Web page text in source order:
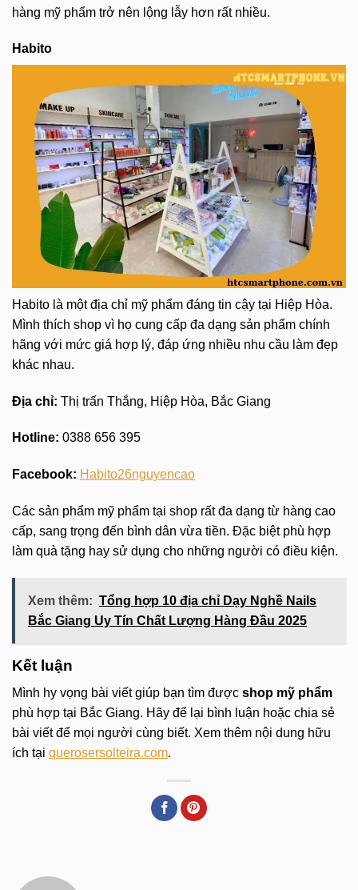
hàng mỹ phẩm trở nên lộng lẫy hơn rất nhiều.
Habito
Habito là một địa chỉ mỹ phẩm đáng tin cậy tại Hiệp Hòa.
Mình thích shop vì họ cung cấp đa dạng sản phẩm chính
hãng với mức giá hợp lý, đáp ứng nhiều nhu cầu làm đẹp
khác nhau.
Địa chỉ: Thị trấn Thắng, Hiệp Hòa, Bắc Giang
Hotline: 0388 656 395
Facebook: Habito26nguyencao
Các sản phẩm mỹ phẩm tại shop rất đa dạng từ hàng cao
cấp, sang trọng đến bình dân vừa tiền. Đặc biệt phù hợp
làm quà tặng hay sử dụng cho những người có điều kiện.
Xem thêm: Tổng hợp 10 địa chỉ Dạy Nghề Nails
Bắc Giang Uy Tín Chất Lượng Hàng Đầu 2025
Kết luận
Mình hy vọng bài viết giúp bạn tìm được shop mỹ phẩm
phù hợp tại Bắc Giang. Hãy để lại bình luận hoặc chia sẻ
bài viết để mọi người cùng biết. Xem thêm nội dung hữu
ích tại querosersolteira.com.